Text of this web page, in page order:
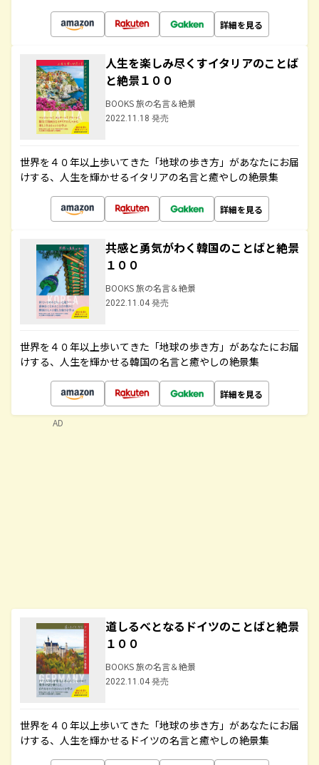
詳細を見る
人生を楽しみ尽くすイタリアのことば
と絶景１００
BOOKS 旅の名言＆絶景
2022.11.18 発売
世界を４０年以上歩いてきた「地球の歩き方」があなたにお届
けする、人生を輝かせるイタリアの名言と癒やしの絶景集
詳細を見る
共感と勇気がわく韓国のことばと絶景
１００
BOOKS 旅の名言＆絶景
2022.11.04 発売
世界を４０年以上歩いてきた「地球の歩き方」があなたにお届
けする、人生を輝かせる韓国の名言と癒やしの絶景集
詳細を見る
道しるべとなるドイツのことばと絶景
１００
BOOKS 旅の名言＆絶景
2022.11.04 発売
世界を４０年以上歩いてきた「地球の歩き方」があなたにお届
けする、人生を輝かせるドイツの名言と癒やしの絶景集
AD